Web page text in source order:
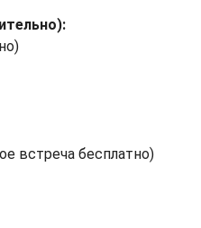
встреча бесплатно)